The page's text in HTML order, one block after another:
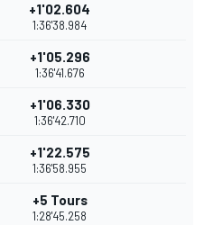
+1'02.604
1:36'38.984
+1'05.296
1:36'41.676
+1'06.330
1:36'42.710
+1'22.575
1:36'58.955
+5 Tours
1:28'45.258